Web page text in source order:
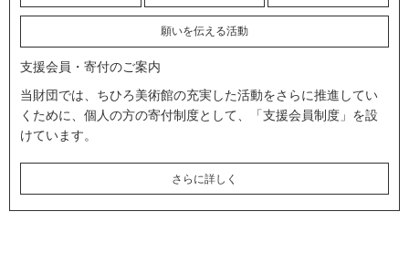
願いを伝える活動
支援会員・寄付のご案内
当財団では、ちひろ美術館の充実した活動をさらに推進してい
くために、個人の方の寄付制度として、「支援会員制度」を設
けています。
さらに詳しく